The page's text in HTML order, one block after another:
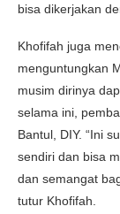
bisa dikerjakan
Khofifah juga
menguntungkan
musim dirinya
selama ini,
Bantul, DIY. “Ini
sendiri dan bisa
dan semangat
tutur Khofifah.